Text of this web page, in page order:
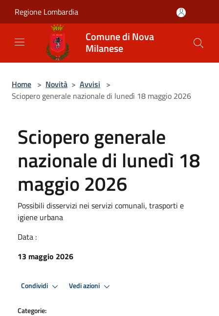
Regione Lombardia
Comune di Nova
Milanese
Home > Novità > Avvisi >
Sciopero generale nazionale di lunedì 18 maggio 2026
Sciopero generale
nazionale di lunedì 18
maggio 2026
Possibili disservizi nei servizi comunali, trasporti e
igiene urbana
Data :
13 maggio 2026
Condividi Vedi azioni
Categorie: